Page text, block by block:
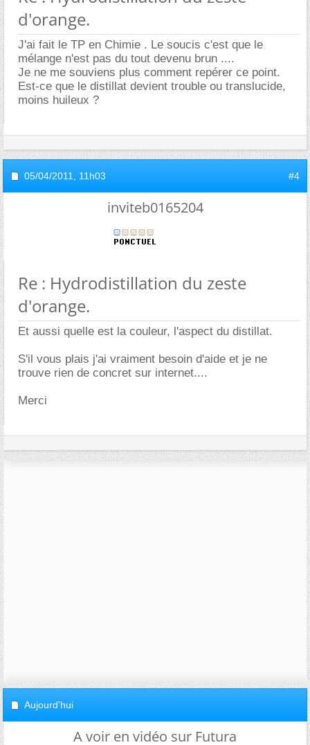
d'orange.
J'ai fait le TP en Chimie . Le soucis c'est que le
mélange n'est pas du tout devenu brun ....
Je ne me souviens plus comment repérer ce point.
Est-ce que le distillat devient trouble ou translucide,
moins huileux ?
05/04/2011, 11h03 #4
inviteb0165204
Re : Hydrodistillation du zeste
d'orange.
Et aussi quelle est la couleur, l'aspect du distillat.
S'il vous plais j'ai vraiment besoin d'aide et je ne
trouve rien de concret sur internet....
Merci
Aujourd'hui
A voir en vidéo sur Futura